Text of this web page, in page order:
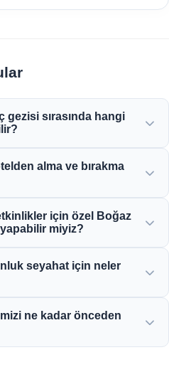
gezisi sırasında hangi
konaklarının
alma ve bırakma
otel alma ve bırakma hizmeti
için özel Boğaz
miyiz?
yemeği gezileri sunarak
uzmanlaşmıştır.
seyahat için neler
kadar yılın 12 ayı
sunuyor.
ne kadar önceden